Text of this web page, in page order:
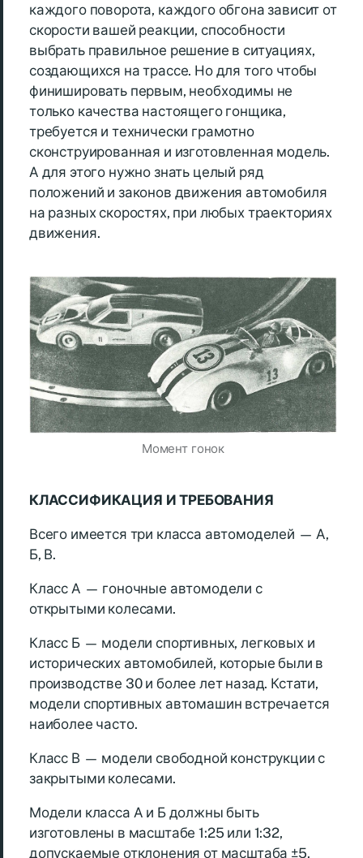
каждого поворота, каждого обгона зависит от
скорости вашей реакции, способности
выбрать правильное решение в ситуациях,
создающихся на трассе. Но для того чтобы
финишировать первым, необходимы не
только качества настоящего гонщика,
требуется и технически грамотно
сконструированная и изготовленная модель.
А для этого нужно знать целый ряд
положений и законов движения автомобиля
на разных скоростях, при любых траекториях
движения.
Момент гонок
КЛАССИФИКАЦИЯ И ТРЕБОВАНИЯ
Всего имеется три класса автомоделей — А,
Б, В.
Класс А — гоночные автомодели с
открытыми колесами.
Класс Б — модели спортивных, легковых и
исторических автомобилей, которые были в
производстве 30 и более лет назад. Кстати,
модели спортивных автомашин встречается
наиболее часто.
Класс В — модели свободной конструкции с
закрытыми колесами.
Модели класса А и Б должны быть
изготовлены в масштабе 1:25 или 1:32,
допускаемые отклонения от масштаба ±5.